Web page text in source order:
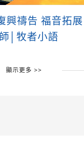
興禱告 福音拓展
│牧者小語
顯示更多 >>